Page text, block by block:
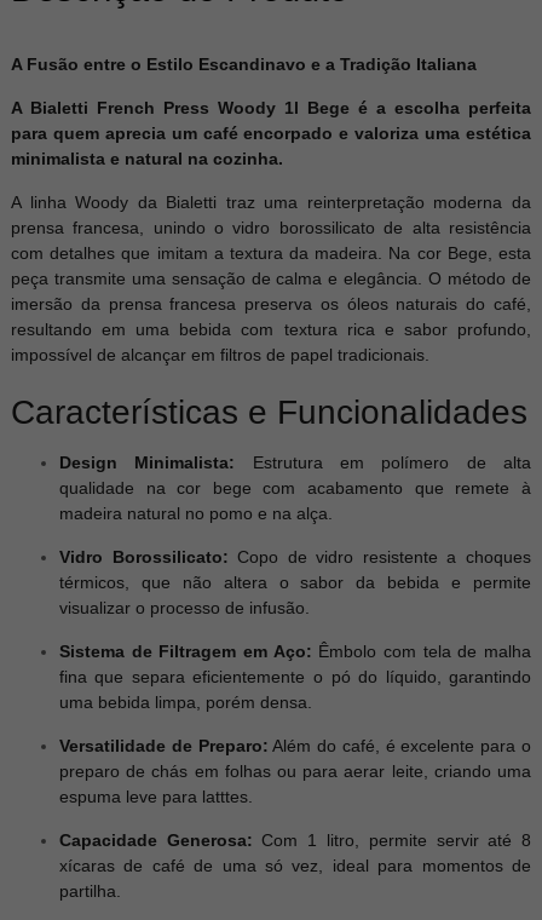
A Fusão entre o Estilo Escandinavo e a Tradição Italiana
A Bialetti French Press Woody 1l Bege é a escolha perfeita
para quem aprecia um café encorpado e valoriza uma estética
minimalista e natural na cozinha.
A linha Woody da Bialetti traz uma reinterpretação moderna da
prensa francesa, unindo o vidro borossilicato de alta resistência
com detalhes que imitam a textura da madeira. Na cor Bege, esta
peça transmite uma sensação de calma e elegância. O método de
imersão da prensa francesa preserva os óleos naturais do café,
resultando em uma bebida com textura rica e sabor profundo,
impossível de alcançar em filtros de papel tradicionais.
Características e Funcionalidades
Design Minimalista: Estrutura em polímero de alta
qualidade na cor bege com acabamento que remete à
madeira natural no pomo e na alça.
Vidro Borossilicato: Copo de vidro resistente a choques
térmicos, que não altera o sabor da bebida e permite
visualizar o processo de infusão.
Sistema de Filtragem em Aço: Êmbolo com tela de malha
fina que separa eficientemente o pó do líquido, garantindo
uma bebida limpa, porém densa.
Versatilidade de Preparo: Além do café, é excelente para o
preparo de chás em folhas ou para aerar leite, criando uma
espuma leve para latttes.
Capacidade Generosa: Com 1 litro, permite servir até 8
xícaras de café de uma só vez, ideal para momentos de
partilha.